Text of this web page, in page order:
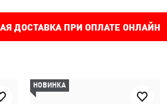
ДОСТАВКА ПРИ ОПЛАТЕ ОНЛАЙН
НОВИНКА